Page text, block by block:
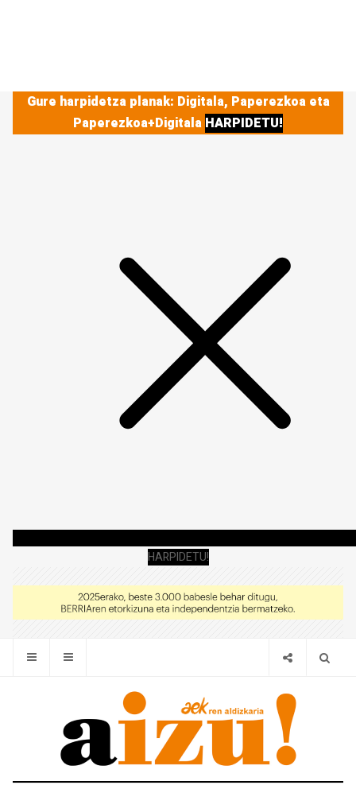
Gure harpidetza planak: Digitala, Paperezkoa eta
Paperezkoa+Digitala HARPIDETU!
HARPIDETU!